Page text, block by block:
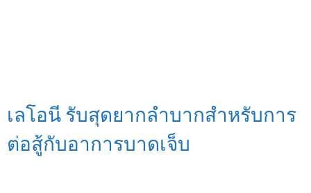
เลโอนี รับสุดยากลำบากสำหรับการ
ต่อสู้กับอาการบาดเจ็บ